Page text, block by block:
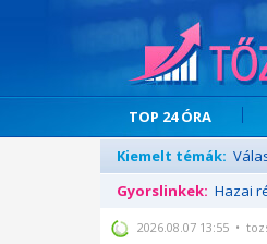
TOP 24 ÓRA
Kiemelt témák:
Gyorslinkek: Hazai
2026.08.07 13:55 •